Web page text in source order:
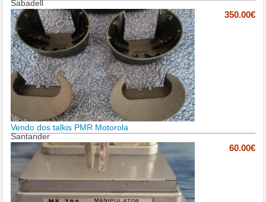
Sabadell
350.00€
Vendo dos talkis PMR Motorola
Santander
60.00€